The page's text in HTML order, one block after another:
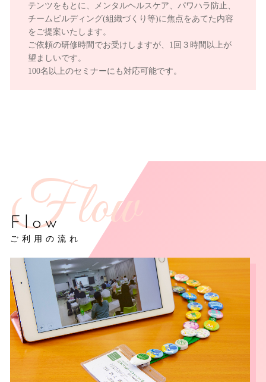
テンツをもとに、メンタルヘルスケア、パワハラ防止、
チームビルディング(組織づくり等)に焦点をあてた内容
をご提案いたします。
ご依頼の研修時間でお受けしますが、1回３時間以上が
望ましいです。
100名以上のセミナーにも対応可能です。
Flow
ご利用の流れ